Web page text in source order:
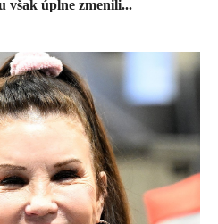
však úplne zmenili...